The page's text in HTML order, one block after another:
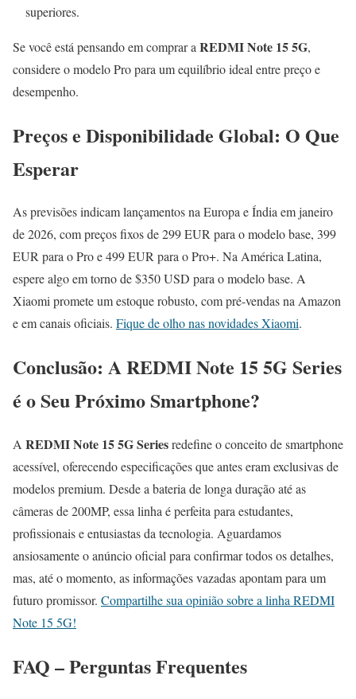
superiores.
Se você está pensando em comprar a REDMI Note 15 5G,
considere o modelo Pro para um equilíbrio ideal entre preço e
desempenho.
Preços e Disponibilidade Global: O Que
Esperar
As previsões indicam lançamentos na Europa e Índia em janeiro
de 2026, com preços fixos de 299 EUR para o modelo base, 399
EUR para o Pro e 499 EUR para o Pro+. Na América Latina,
espere algo em torno de $350 USD para o modelo base. A
Xiaomi promete um estoque robusto, com pré-vendas na Amazon
e em canais oficiais. Fique de olho nas novidades Xiaomi.
Conclusão: A REDMI Note 15 5G Series
é o Seu Próximo Smartphone?
A REDMI Note 15 5G Seriesredefine o conceito de smartphone
acessível, oferecendo especificações que antes eram exclusivas de
modelos premium. Desde a bateria de longa duração até as
câmeras de 200MP, essa linha é perfeita para estudantes,
profissionais e entusiastas da tecnologia. Aguardamos
ansiosamente o anúncio oficial para confirmar todos os detalhes,
mas, até o momento, as informações vazadas apontam para um
futuro promissor. Compartilhe sua opinião sobre a linha REDMI
Note 15 5G!
FAQ – Perguntas Frequentes